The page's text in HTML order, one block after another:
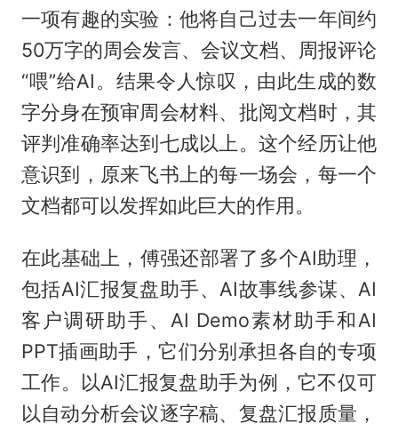
一项有趣的实验：他将自己过去一年间约
50万字的周会发言、会议文档、周报评论
“喂”给AI。结果令人惊叹，由此生成的数
字分身在预审周会材料、批阅文档时，其
评判准确率达到七成以上。这个经历让他
意识到，原来飞书上的每一场会，每一个
文档都可以发挥如此巨大的作用。
在此基础上，傅强还部署了多个AI助理，
包括AI汇报复盘助手、AI故事线参谋、AI
客户调研助手、AI Demo素材助手和AI
PPT插画助手，它们分别承担各自的专项
工作。以AI汇报复盘助手为例，它不仅可
以自动分析会议逐字稿、复盘汇报质量，